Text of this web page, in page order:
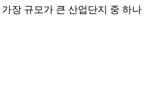
장 규모가 큰 산업단지 중 하나